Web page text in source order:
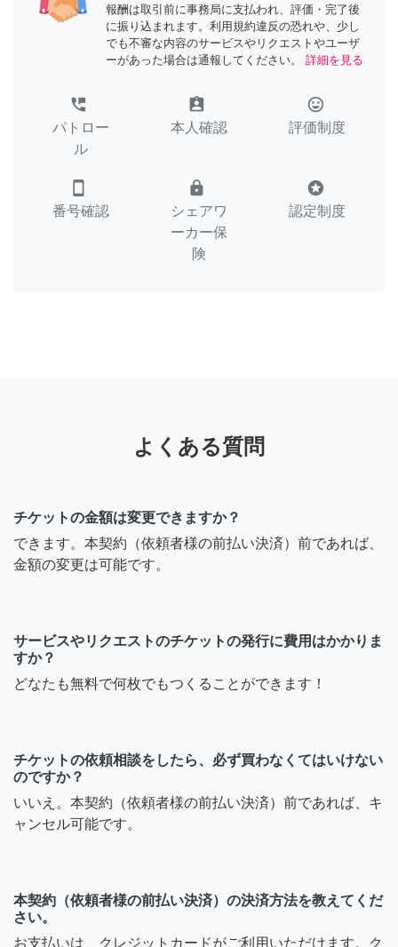
報酬は取引前に事務局に支払われ、評価・完了後
に振り込まれます。利用規約違反の恐れや、少し
でも不審な内容のサービスやリクエストやユーザ
ーがあった場合は通報してください。
詳細を見る
perm_phone_msg
パトロー
ル
assignment_ind
本人確認
tag_faces
評価制度
smartphone
番号確認
lock
シェアワ
ーカー保
険
stars
認定制度
よくある質問
チケットの金額は変更できますか？
できます。本契約（依頼者様の前払い決済）前であれば、
金額の変更は可能です。
サービスやリクエストのチケットの発行に費用はかかりま
すか？
どなたも無料で何枚でもつくることができます！
チケットの依頼相談をしたら、必ず買わなくてはいけない
のですか？
いいえ。本契約（依頼者様の前払い決済）前であれば、キ
ャンセル可能です。
本契約（依頼者様の前払い決済）の決済方法を教えてくだ
さい。
お支払いは、クレジットカードがご利用いただけます。ク